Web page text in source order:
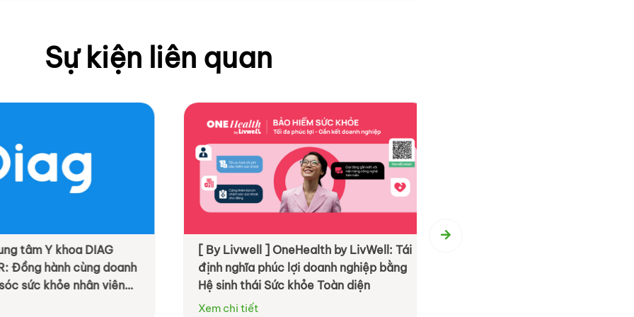
Sự kiện liên quan
tâm Y khoa DIAG
Đồng hành cùng doanh
sức khỏe nhân viên
quả hơn
[ By Livwell ] OneHealth by LivWell: Tái
định nghĩa phúc lợi doanh nghiệp bằng
Hệ sinh thái Sức khỏe Toàn diện
Xem chi tiết